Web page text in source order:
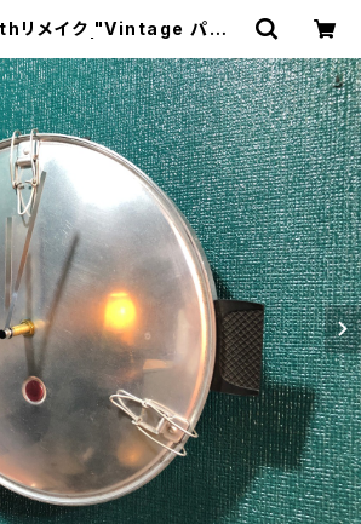
メイク "Vintage パエリ
区神楽坂のリサイクルショ
ップ・古着